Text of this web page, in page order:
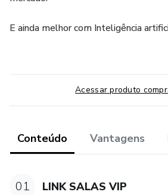
E ainda melhor com Inteligência
Acessar produto
Conteúdo Vantagens
01 LINK SALAS VIP